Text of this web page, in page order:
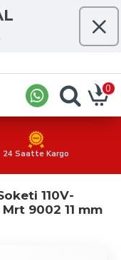
0
24 Saatte Kargo
110V-
9002 11 mm